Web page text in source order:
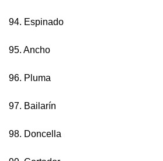
94. Espinado
95. Ancho
96. Pluma
97. Bailarín
98. Doncella